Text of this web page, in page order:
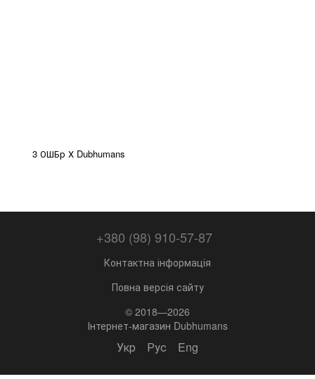
3 ОШБр Х Dubhumans
+380 (98) 910-57-87
Контактна інформація
Повна версія сайту
© 2018—2026
Інтернет-магазин Dubhumans
Укр Рус Eng